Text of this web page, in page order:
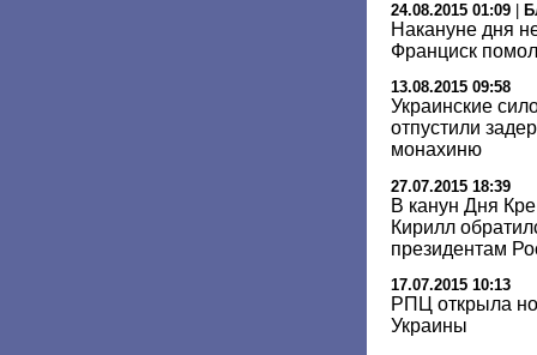
24.08.2015 01:09
Накануне дня
Франциск
13.08.2015 09:58
Украинские
отпустили
монахиню
27.07.2015 18:39
В канун Дня
Кирилл
президентам
17.07.2015 10:13
РПЦ открыла
Украины